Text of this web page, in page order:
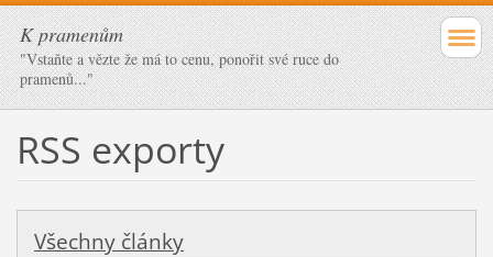
K pramenům
"Vstaňte a vězte že má to cenu, ponořit své ruce do
pramenů..."
RSS exporty
Všechny články